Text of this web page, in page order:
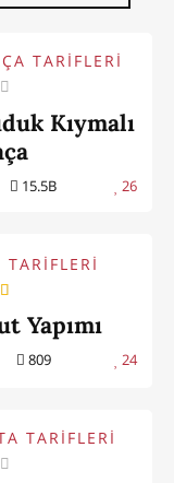
TARİFLERİ
Kıymalı
15.5B 26
TARİFLERİ
Yapımı
809 24
TARİFLERİ